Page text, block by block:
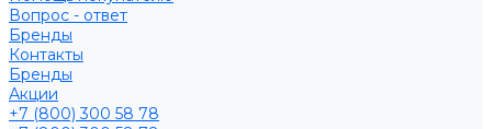
Вопрос - ответ
Бренды
Контакты
Бренды
Акции
+7 (800) 300 58 78